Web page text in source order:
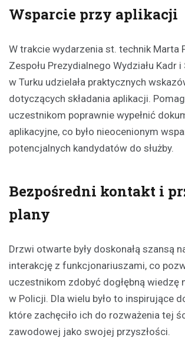
Wsparcie przy aplikacji
W trakcie wydarzenia st. technik Marta
Zespołu Prezydialnego Wydziału Kadr i
w Turku udzielała praktycznych
dotyczących składania aplikacji.
uczestnikom poprawnie wypełnić
aplikacyjne, co było nieocenionym
potencjalnych kandydatów do służby.
Bezpośredni kontakt i
plany
Drzwi otwarte były doskonałą szansą
interakcję z funkcjonariuszami, co
uczestnikom zdobyć dogłębną wiedzę
w Policji. Dla wielu było to inspirujące
które zachęciło ich do rozważenia tej
zawodowej jako swojej przyszłości.